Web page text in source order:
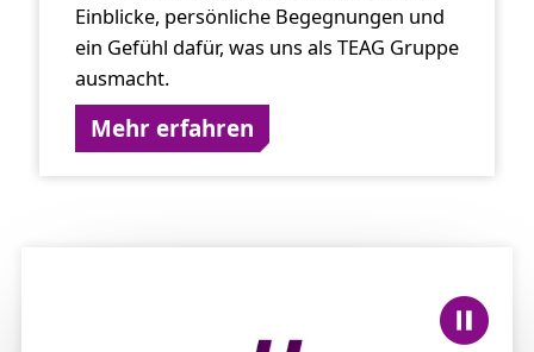
Einblicke, persönliche Begegnungen und
ein Gefühl dafür, was uns als TEAG Gruppe
ausmacht.
Mehr erfahren